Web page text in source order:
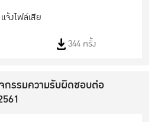
แจ้งไฟล์เสีย
344 ครั้ง
กรรมความรับผิดชอบต่อ